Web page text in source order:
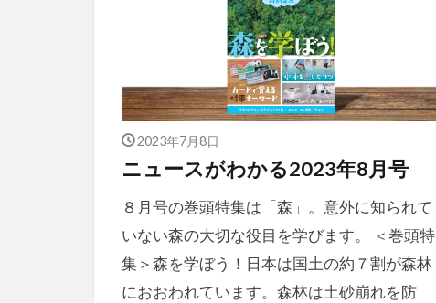
2023年7月8日
ニュースがわかる2023年8月号
８月号の巻頭特集は「森」。意外に知られて
いない森の大切な役目を学びます。 ＜巻頭特
集＞森を学ぼう！日本は国土の約７割が森林
におおわれています。森林は土砂崩れを防